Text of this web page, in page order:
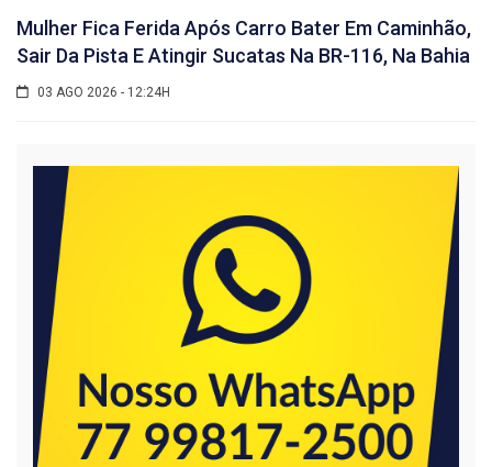
Mulher Fica Ferida Após Carro Bater Em Caminhão,
Sair Da Pista E Atingir Sucatas Na BR-116, Na Bahia
03 AGO 2026 - 12:24H